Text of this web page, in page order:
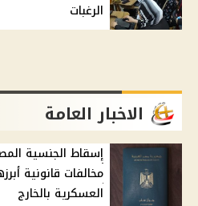
الرغبات
الاخبار العامة
مخالفات قانونية
العسكرية بالخارج